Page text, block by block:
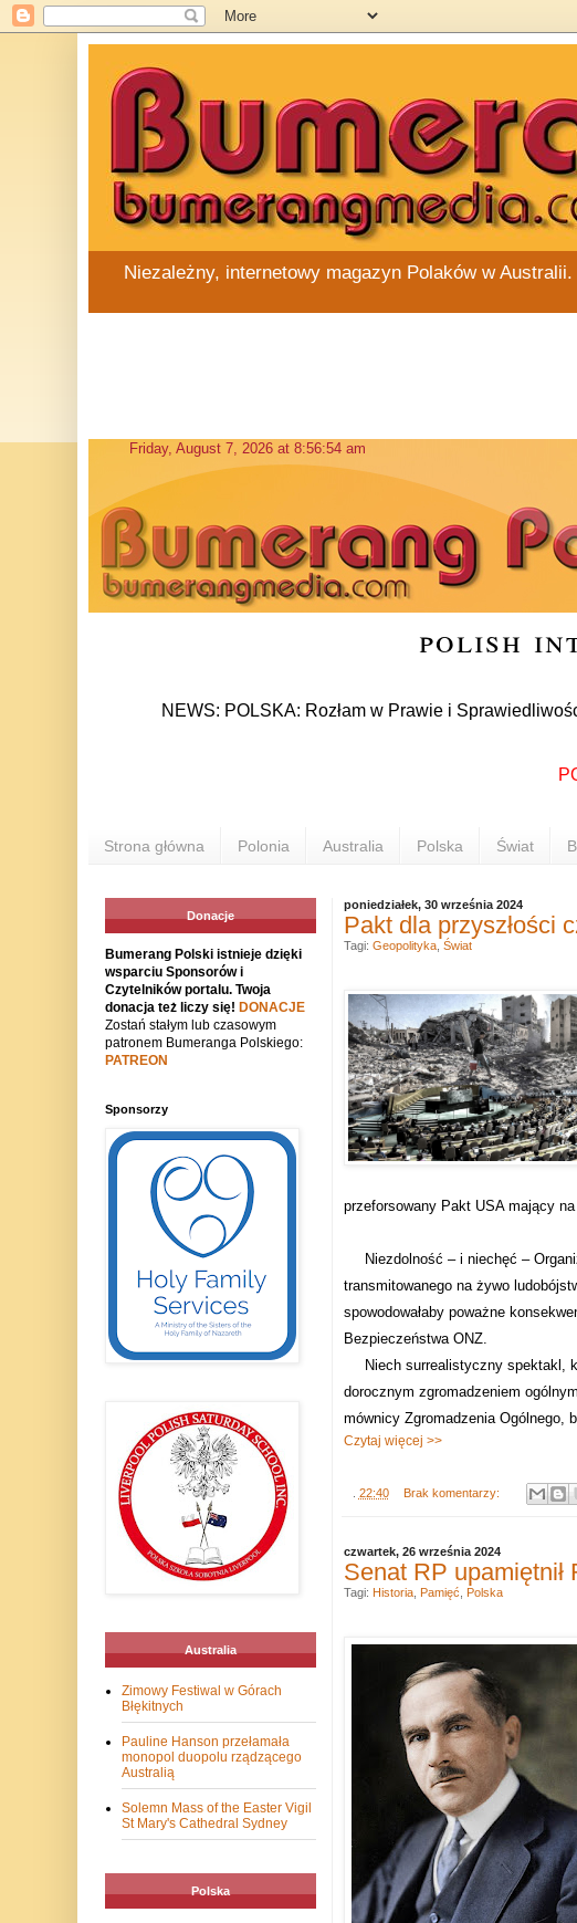
Niezależny, internetowy magazyn Polaków w
polish
NEWS: POLSKA: Rozłam w Prawie i Sprawiedliwości
Strona główna Polonia Australia Polska Świat
poniedziałek, 30 września 2024
Pakt dla przyszłości
przeforsowany Pakt USA mający na
Niezdolność – i niechęć –
transmitowanego na żywo
spowodowałaby poważne
Bezpieczeństwa ONZ.
Niech surrealistyczny spektakl,
dorocznym zgromadzeniem
mównicy Zgromadzenia Ogólnego,
Czytaj więcej >>
22:40 Brak komentarzy:
Tagi: Geopolityka, Świat
czwartek, 26 września 2024
Senat RP
Tagi: Historia, Pamięć Polska
Donacje
Bumerang Polski istnieje dzięki
wsparciu Sponsorów i
Czytelników portalu. Twoja
donacja też liczy się! DONACJE
Zostań stałym lub czasowym
patronem Bumeranga Polskiego:
PATREON
Sponsorzy
Australia
Zimowy Festiwal w Górach
Błękitnych
Pauline Hanson przełamała
monopol duopolu rządzącego
Australią
Solemn Mass of the Easter Vigil
St Mary's Cathedral Sydney
Polska